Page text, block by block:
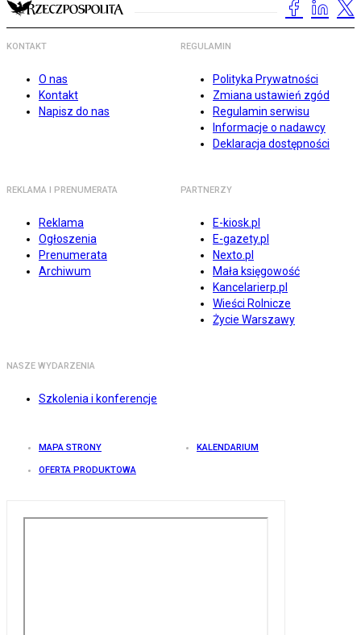
KONTAKT
O nas
Kontakt
Napisz do nas
REGULAMIN
Polityka Prywatności
Zmiana ustawień zgód
Regulamin serwisu
Informacje o nadawcy
Deklaracja dostępności
REKLAMA I PRENUMERATA
Reklama
Ogłoszenia
Prenumerata
Archiwum
PARTNERZY
E-kiosk.pl
E-gazety.pl
Nexto.pl
Mała księgowość
Kancelarierp.pl
Wieści Rolnicze
Życie Warszawy
NASZE WYDARZENIA
Szkolenia i konferencje
MAPA STRONY KALENDARIUM
OFERTA PRODUKTOWA